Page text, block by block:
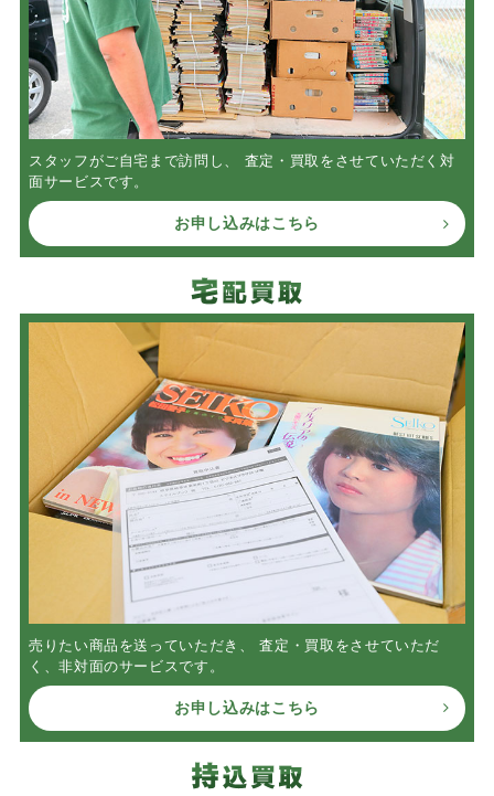
スタッフがご自宅まで訪問し、 査定・買取をさせていただく対
面サービスです。
お申し込みはこちら
売りたい商品を送っていただき、 査定・買取をさせていただ
く、非対面のサービスです。
お申し込みはこちら